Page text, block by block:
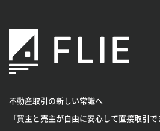
不動産取引の新しい常識へ
「買主と売主が自由に安心して直接取引